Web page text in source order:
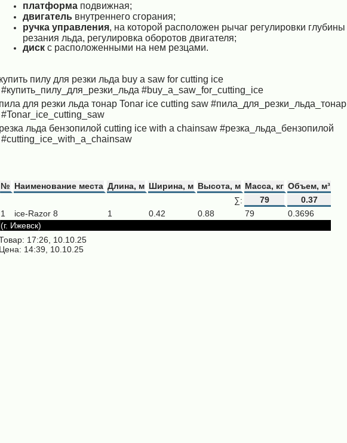
платформа подвижная;
двигатель внутреннего сгорания;
ручка управления, на которой расположен рычаг регулировки глубины
резания льда, регулировка оборотов двигателя;
диск с расположенными на нем резцами.
купить пилу для резки льда buy a saw for cutting ice
#купить_пилу_для_резки_льда #buy_a_saw_for_cutting_ice
пила для резки льда тонар Tonar ice cutting saw #пила_для_резки_льда_тонар
#Tonar_ice_cutting_saw
резка льда бензопилой cutting ice with a chainsaw #резка_льда_бензопилой
#cutting_ice_with_a_chainsaw
№ Наименование места Длина, м Ширина, м Высота, м Масса, кг Объем, м³
∑:
79
0.37
1
ice-Razor 8 1 0.42 0.88 79
0.3696
(г. Ижевск)
17:26, 10.10.25
Цена: 14:39, 10.10.25